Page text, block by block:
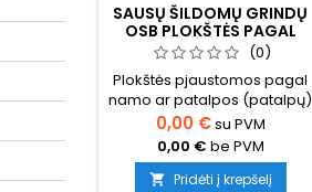
SAUSŲ ŠILDOMŲ GRINDŲ
OSB PLOKŠTĖS PAGAL
UŽSAKYMĄ(0)
Plokštės pjaustomos pagal
namo ar patalpos (patalpų)
projektą Siūlomos spec.
pagal namo matmenis
išpjautos plokštės su
aliuminio reflektoriais.
0,00 €su PVM
0,00 € be PVM
 Pridėti į krepšelį